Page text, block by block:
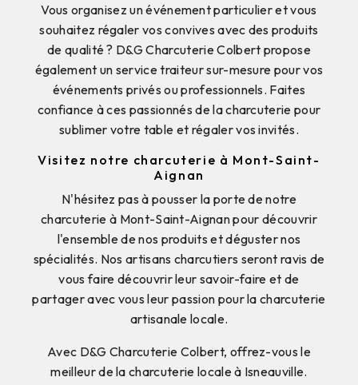
Vous organisez un événement particulier et vous
souhaitez régaler vos convives avec des produits
de qualité ? D&G Charcuterie Colbert propose
également un service traiteur sur-mesure pour vos
événements privés ou professionnels. Faites
confiance à ces passionnés de la charcuterie pour
sublimer votre table et régaler vos invités.
Visitez notre charcuterie à Mont-Saint-
Aignan
N'hésitez pas à pousser la porte de notre
charcuterie à Mont-Saint-Aignan pour découvrir
l'ensemble de nos produits et déguster nos
spécialités. Nos artisans charcutiers seront ravis de
vous faire découvrir leur savoir-faire et de
partager avec vous leur passion pour la charcuterie
artisanale locale.
Avec D&G Charcuterie Colbert, offrez-vous le
meilleur de la charcuterie locale à Isneauville.